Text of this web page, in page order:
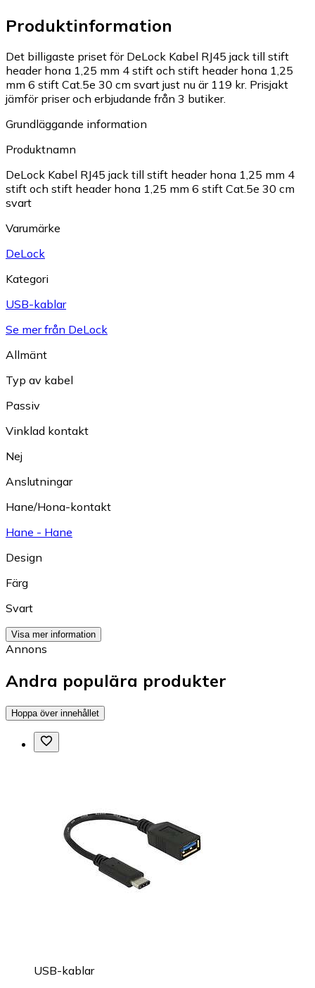
Produktinformation
Det billigaste priset för DeLock Kabel RJ45 jack till stift
header hona 1,25 mm 4 stift och stift header hona 1,25
mm 6 stift Cat.5e 30 cm svart just nu är 119 kr. Prisjakt
jämför priser och erbjudande från 3 butiker.
Grundläggande information
Produktnamn
DeLock Kabel RJ45 jack till stift header hona 1,25 mm 4
stift och stift header hona 1,25 mm 6 stift Cat.5e 30 cm
svart
Varumärke
DeLock
Kategori
USB-kablar
Se mer från DeLock
Allmänt
Typ av kabel
Passiv
Vinklad kontakt
Nej
Anslutningar
Hane/Hona-kontakt
Hane - Hane
Design
Färg
Svart
Visa mer information
Annons
Andra populära produkter
Hoppa över innehållet
USB-kablar